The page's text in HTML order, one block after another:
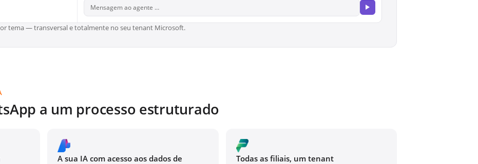
Mensagem ao agente …
tema — transversal e totalmente no seu tenant Microsoft.
a um processo estruturado
A sua IA com acesso aos dados de
Todas as filiais, um tenant